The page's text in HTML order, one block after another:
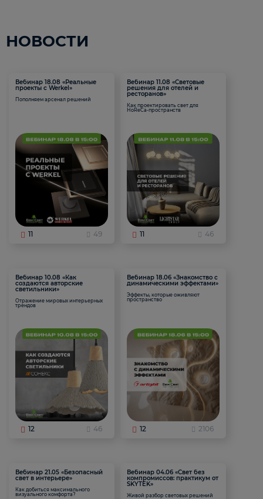
НОВОСТИ
Вебинар 18.08 «Реальные
проекты с Werkel»
Пополняем арсенал решений
11 49
Вебинар 11.08 «Световые
решения для отелей и
ресторанов»
Как проектировать свет для
HoReCa-пространств
11 46
Вебинар 10.08 «Как
создаются авторские
светильники»
Отражение мировых интерьерных
трендов
12 46
Вебинар 18.06 «Знакомство с
динамическими эффектами»
Эффекты, которые оживляют
пространство
12 2106
Вебинар 21.05 «Безопасный
свет в интерьере»
Как добиться максимального
визуального комфорта?
Вебинар 04.06 «Свет без
компромиссов: практикум от
SKYTEK»
Живой разбор световых решений